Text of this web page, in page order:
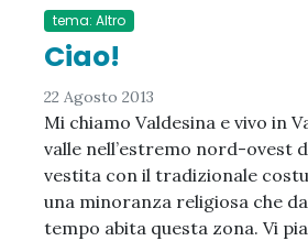
tema: Altro
Ciao!
22 Agosto 2013
Mi chiamo Valdesina e vivo in
valle nell’estremo nord-ovest
vestita con il tradizionale
una minoranza religiosa che
tempo abita questa zona. Vi